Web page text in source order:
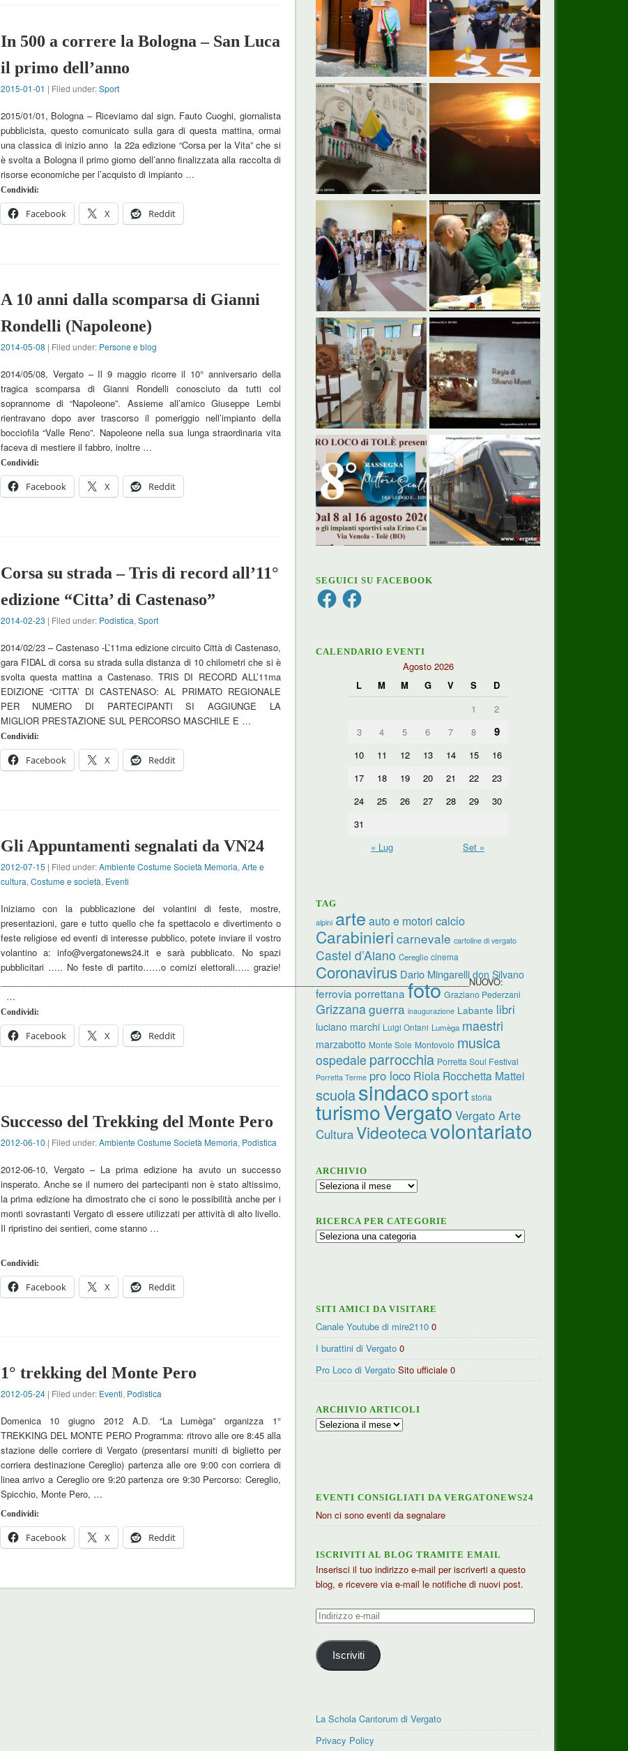
In 500 a correre la Bologna – San Luca
il primo dell’anno
2015-01-01 | Filed under:Sport
2015/01/01, Bologna – Riceviamo dal sign. Fauto Cuoghi, giornalista
pubblicista, questo comunicato sulla gara di questa mattina, ormai
una classica di inizio anno la 22a edizione “Corsa per la Vita” che si
è svolta a Bologna il primo giorno dell’anno finalizzata alla raccolta di
risorse economiche per l’acquisto di impianto …
Condividi:
Facebook X Reddit
A 10 anni dalla scomparsa di Gianni
Rondelli (Napoleone)
2014-05-08 | Filed under: Persone e blog
2014/05/08, Vergato – Il 9 maggio ricorre il 10° anniversario della
tragica scomparsa di Gianni Rondelli conosciuto da tutti col
soprannome di “Napoleone”. Assieme all’amico Giuseppe Lembi
rientravano dopo aver trascorso il pomeriggio nell’impianto della
bocciofila “Valle Reno”. Napoleone nella sua lunga straordinaria vita
faceva di mestiere il fabbro, inoltre …
Condividi:
Facebook X Reddit
Corsa su strada – Tris di record all’11°
edizione “Citta’ di Castenaso”
2014-02-23 | Filed under: Podistica, Sport
2014/02/23 – Castenaso -L’11ma edizione circuito Città di Castenaso,
gara FIDAL di corsa su strada sulla distanza di 10 chilometri che si è
svolta questa mattina a Castenaso. TRIS DI RECORD ALL’11ma
EDIZIONE “CITTA’ DI CASTENASO: AL PRIMATO REGIONALE
PER NUMERO DI PARTECIPANTI SI AGGIUNGE LA
MIGLIOR PRESTAZIONE SUL PERCORSO MASCHILE E …
Condividi:
Facebook X Reddit
Gli Appuntamenti segnalati da VN24
2012-07-15 | Filed under:Ambiente Costume Società Memoria, Arte e
cultura, Costume e società, Eventi
Iniziamo con la pubblicazione dei volantini di feste, mostre,
presentazioni, gare e tutto quello che fa spettacolo e divertimento o
feste religiose ed eventi di interesse pubblico, potete inviare il vostro
volantino a: info@vergatonews24.it e sarà pubblicato. No spazi
pubblicitari ….. No feste di partito……o comizi elettorali….. grazie!
________________________________________________________________________________________________NUOVO:
…
Condividi:
Facebook X Reddit
Successo del Trekking del Monte Pero
2012-06-10 | Filed under:Ambiente Costume Società Memoria, Podistica
2012-06-10, Vergato – La prima edizione ha avuto un successo
insperato. Anche se il numero dei partecipanti non è stato altissimo,
la prima edizione ha dimostrato che ci sono le possibilità anche per i
monti sovrastanti Vergato di essere utilizzati per attività di alto livello.
Il ripristino dei sentieri, come stanno …
Condividi:
Facebook X Reddit
1° trekking del Monte Pero
2012-05-24| Filed under: Eventi, Podistica
Domenica 10 giugno 2012 A.D. “La Lumèga” organizza 1°
TREKKING DEL MONTE PERO Programma: ritrovo alle ore 8:45 alla
stazione delle corriere di Vergato (presentarsi muniti di biglietto per
corriera destinazione Cereglio) partenza alle ore 9:00 con corriera di
linea arrivo a Cereglio ore 9:20 partenza ore 9:30 Percorso: Cereglio,
Spicchio, Monte Pero, …
Condividi:
Facebook X Reddit
SEGUICI SU FACEBOOK
FacebookFacebook
CALENDARIO EVENTI
Agosto 2026
L
M M G V S
D
1
2
3
4 5 6 7 8 9
10 11 12 13 14 15
16
17
18 19 20 21 22
23
24
25 26 27 28 29
30
31
« Lug
Set »
TAG
alpini arte auto e motori calcio
Carabinieri carnevale cartoline di vergato
Castel d’Aiano Cereglio cinema
Coronavirus Dario Mingarelli don Silvano
ferrovia porrettana foto Graziano Pederzani
Grizzanaguerra inaugurazione Labante libri
luciano marchi Luigi Ontani Lumèga maestri
marzabotto Monte Sole Montovolo musica
ospedale parrocchia Porretta Soul Festival
Porretta Terme pro loco Riola Rocchetta Mattei
scuolasindacosport storia
turismoVergato Vergato Arte
CulturaVideotecavolontariato
ARCHIVIO
Archivio
RICERCA PER CATEGORIE
Ricerca
SITI AMICI DA VISITARE
Canale Youtube di mire2110 0
I burattini di Vergato 0
Pro Loco di Vergato Sito ufficiale 0
ARCHIVIO ARTICOLI
Archivio
EVENTI CONSIGLIATI DA VERGATONEWS24
Non ci sono eventi da segnalare
ISCRIVITI AL BLOG TRAMITE EMAIL
Inserisci il tuo indirizzo e-mail per iscriverti a questo
blog, e ricevere via e-mail le notifiche di nuovi post.
Indirizzo
mail
Iscriviti
La Schola Cantorum di Vergato
Privacy Policy